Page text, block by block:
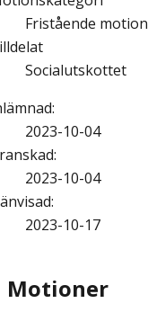
Fristående motion
Socialutskottet
:
2023-10-04
:
2023-10-04
:
2023-10-17
Motioner